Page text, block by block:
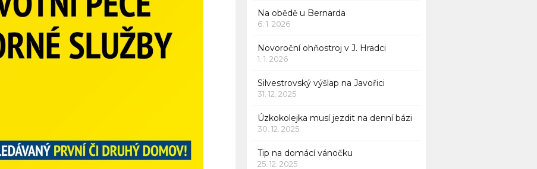
Na obědě u Bernarda
6. 1. 2026
Novoroční ohňostroj v J. Hradci
1. 1. 2026
Silvestrovský výšlap na Javořici
31. 12. 2025
Úzkokolejka musí jezdit na denní bázi
30. 12. 2025
Tip na domácí vánočku
25. 12. 2025